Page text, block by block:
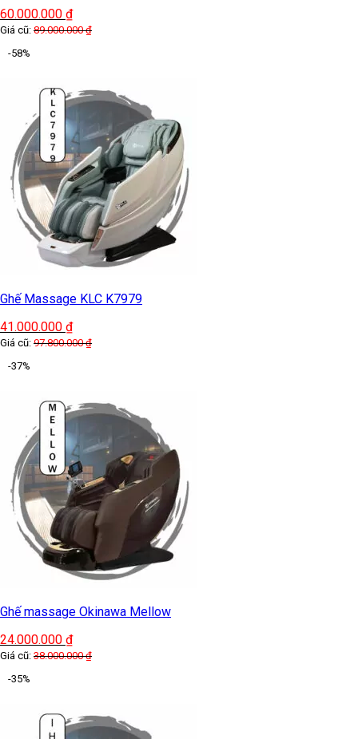
60.000.000 ₫
Giá cũ: 89.000.000₫
-58%
Ghế Massage KLC K7979
41.000.000 ₫
Giá cũ: 97.800.000₫
-37%
Ghế massage Okinawa Mellow
24.000.000 ₫
Giá cũ: 38.000.000₫
-35%